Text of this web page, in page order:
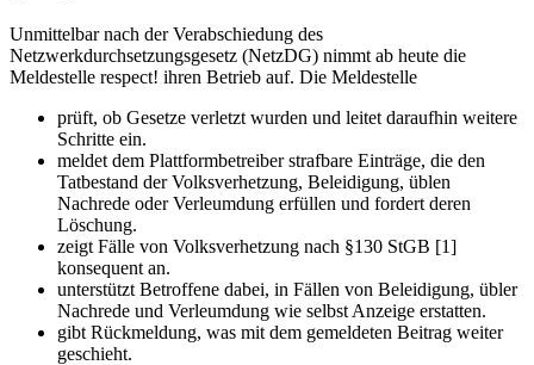
Unmittelbar nach der Verabschiedung des
Netzwerkdurchsetzungsgesetz (NetzDG) nimmt ab heute die
Meldestelle respect! ihren Betrieb auf. Die Meldestelle
prüft, ob Gesetze verletzt wurden und leitet daraufhin weitere
Schritte ein.
meldet dem Plattformbetreiber strafbare Einträge, die den
Tatbestand der Volksverhetzung, Beleidigung, üblen
Nachrede oder Verleumdung erfüllen und fordert deren
Löschung.
zeigt Fälle von Volksverhetzung nach §130 StGB [1]
konsequent an.
unterstützt Betroffene dabei, in Fällen von Beleidigung, übler
Nachrede und Verleumdung wie selbst Anzeige erstatten.
gibt Rückmeldung, was mit dem gemeldeten Beitrag weiter
geschieht.